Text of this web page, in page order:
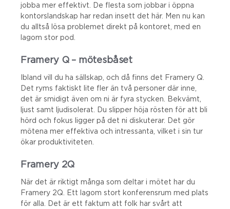
jobba mer effektivt. De flesta som jobbar i öppna
kontorslandskap har redan insett det här. Men nu kan
du alltså lösa problemet direkt på kontoret, med en
lagom stor pod.
Framery Q – mötesbåset
Ibland vill du ha sällskap, och då finns det Framery Q.
Det ryms faktiskt lite fler än två personer där inne,
det är smidigt även om ni är fyra stycken. Bekvämt,
ljust samt ljudisolerat. Du slipper höja rösten för att bli
hörd och fokus ligger på det ni diskuterar. Det gör
mötena mer effektiva och intressanta, vilket i sin tur
ökar produktiviteten.
Framery 2Q
När det är riktigt många som deltar i mötet har du
Framery 2Q. Ett lagom stort konferensrum med plats
för alla. Det är ett faktum att folk har svårt att